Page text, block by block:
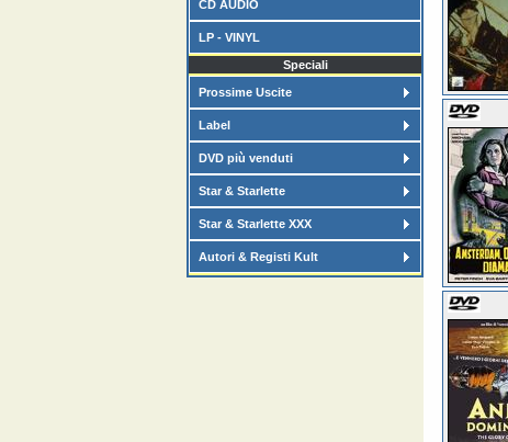
CD AUDIO
LP - VINYL
Speciali
Prossime Uscite
Label
DVD più venduti
Star & Starlette
Star & Starlette XXX
Autori & Registi Kult